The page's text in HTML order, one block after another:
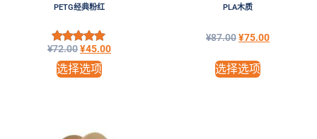
PETG经典粉红
评分
5.00
&sol; 5
¥72.00¥45.00
选择选项
PLA木质
¥87.00¥75.00
选择选项